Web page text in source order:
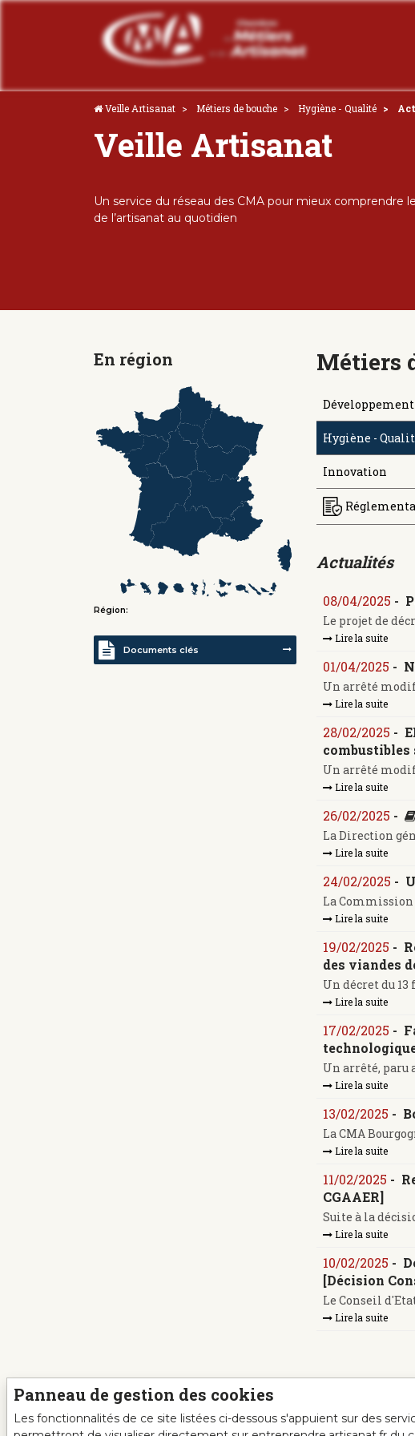
Veille Artisanat Métiers de bouche Hygiène - Qualité
Veille Artisanat
Un service du réseau des CMA pour mieux comprendre
de l’artisanat au quotidien
Métiers
Hygiène -
Innovation
Actualités
08/04/2025 -
Le projet de
Lire la suite
01/04/2025 -
Un arrêté
Lire la suite
28/02/2025 -
Un arrêté
Lire la suite
26/02/2025 -
La Direction
Lire la suite
24/02/2025 -
La Commission
Lire la suite
19/02/2025 -
des viandes
Un décret du 13
Lire la suite
17/02/2025 -
Un arrêté, paru
Lire la suite
13/02/2025 -
La CMA
Lire la suite
11/02/2025 -
CGAAER]
Suite à la
Lire la suite
10/02/2025 -
[Décision
Le Conseil
Lire la suite
En région
Région:
Documents clés
Panneau de gestion des cookies
Les fonctionnalités de ce site listées ci-dessous s'appuient sur des